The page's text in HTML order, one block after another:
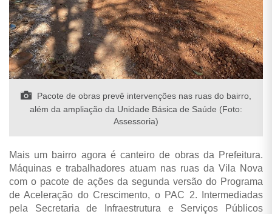
Pacote de obras prevê intervenções nas ruas do bairro,
além da ampliação da Unidade Básica de Saúde (Foto:
Assessoria)
Mais um bairro agora é canteiro de obras da Prefeitura.
Máquinas e trabalhadores atuam nas ruas da Vila Nova
com o pacote de ações da segunda versão do Programa
de Aceleração do Crescimento, o PAC 2. Intermediadas
pela Secretaria de Infraestrutura e Serviços Públicos